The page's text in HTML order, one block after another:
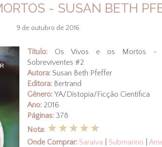
- SUSAN BETH
9 de outubro de 2016
Título: Os Vivos e os Mortos -
Sobreviventes #2
Autora: Susan Beth Pfeffer
Editora: Bertrand
Gênero: YA/Distopia/Ficção Científica
Ano: 2016
Páginas: 378
Nota: ★★★★★
Onde Comprar: Saraiva Submarino